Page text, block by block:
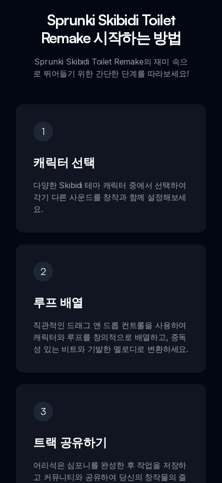
Sprunki Skibidi Toilet
Remake 시작하는 방법
Sprunki Skibidi Toilet Remake의 재미 속으
로 뛰어들기 위한 간단한 단계를 따라보세요!
1
캐릭터 선택
다양한 Skibidi 테마 캐릭터 중에서 선택하여
각기 다른 사운드를 창작과 함께 설정해보세
요.
2
루프 배열
직관적인 드래그 앤 드롭 컨트롤을 사용하여
캐릭터와 루프를 창의적으로 배열하고, 중독
성 있는 비트와 기발한 멜로디로 변환하세요.
3
트랙 공유하기
어리석은 심포니를 완성한 후 작업을 저장하
고 커뮤니티와 공유하여 당신의 창작물의 즐